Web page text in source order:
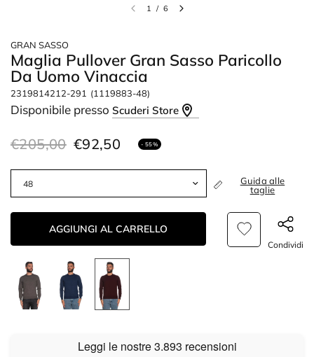
1 / 6
GRAN SASSO
Maglia Pullover Gran Sasso Paricollo
Da Uomo Vinaccia
2319814212-291 (1119883-48)
Disponibile pressoScuderi Store
€205,00 €92,50 - 55%
Guida alle
taglie
AGGIUNGI AL CARRELLO
Condividi